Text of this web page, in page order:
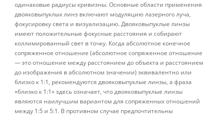
одинаковые радиусы кривизны. Основные области применения
двояковыпуклых линз включают модуляцию лазерного луча,
фокусировку света и визуализацию. Двояковыпуклые линзы
имеют положительные фокусные расстояния и собирают
коллимированный свет в точку. Когда абсолютное конечное
сопряженное отношение (абсолютное сопряженное отношение
— это отношение между расстоянием до объекта и расстоянием
до изображения в абсолютном значении) эквивалентно или
близко к 1:1, рекомендуются двояковыпуклые линзы, а фраза
«близко к 1:1» здесь означает, что двояковыпуклые линзы
являются наилучшим вариантом для сопряженных отношений
между 1:5 и 5:1. В противном случае предпочтительны